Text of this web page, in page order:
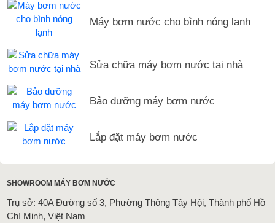
Máy bơm nước cho bình nóng lạnh
Sửa chữa máy bơm nước tại nhà
Bảo dưỡng máy bơm nước
Lắp đặt máy bơm nước
SHOWROOM MÁY BƠM NƯỚC
Trụ sở: 40A Đường số 3, Phường Thông Tây Hội, Thành phố Hồ
Chí Minh, Việt Nam